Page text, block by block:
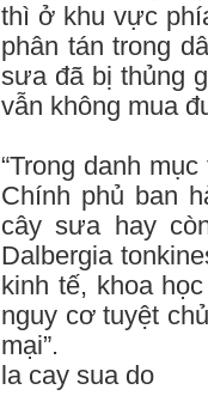
thì ở khu vực
phân tán trong
sưa đã bị thủng
vẫn không mua
“Trong danh
Chính phủ ban
cây sưa hay
Dalbergia
kinh tế, khoa
nguy cơ tuyệt
mại”.
la cay sua do